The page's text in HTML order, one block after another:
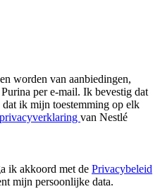
worden van aanbiedingen,
per e-mail. Ik bevestig dat
ik mijn toestemming op elk
privacyverklaring van Nestlé
ik akkoord met de Privacybeleid
mijn persoonlijke data.